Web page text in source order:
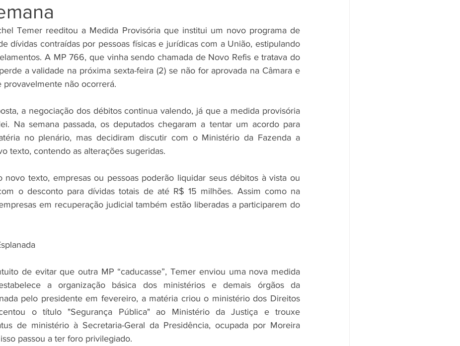
Temer reeditou a Medida Provisória que institui um novo programa de
dívidas contraídas por pessoas físicas e jurídicas com a União, estipulando
A MP 766, que vinha sendo chamada de Novo Refis e tratava do
a validade na próxima sexta-feira (2) se não for aprovada na Câmara e
provavelmente não ocorrerá.
a negociação dos débitos continua valendo, já que a medida provisória
Na semana passada, os deputados chegaram a tentar um acordo para
no plenário, mas decidiram discutir com o Ministério da Fazenda a
texto, contendo as alterações sugeridas.
novo texto, empresas ou pessoas poderão liquidar seus débitos à vista ou
o desconto para dívidas totais de até R$ 15 milhões. Assim como na
em recuperação judicial também estão liberadas a participarem do
de evitar que outra MP “caducasse”, Temer enviou uma nova medida
a organização básica dos ministérios e demais órgãos da
pelo presidente em fevereiro, a matéria criou o ministério dos Direitos
o título "Segurança Pública" ao Ministério da Justiça e trouxe
de ministério à Secretaria-Geral da Presidência, ocupada por Moreira
passou a ter foro privilegiado.